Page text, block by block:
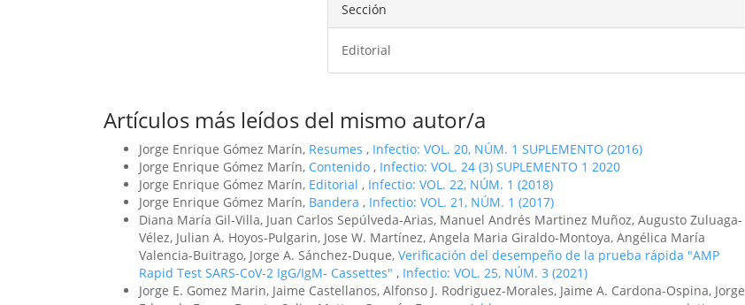
Sección
Editorial
Artículos más leídos del mismo autor/a
Jorge Enrique Gómez Marín, Resumes , Infectio: VOL. 20, NÚM. 1 SUPLEMENTO (2016)
Jorge Enrique Gómez Marín, Contenido , Infectio: VOL. 24 (3) SUPLEMENTO 1 2020
Jorge Enrique Gómez Marín, Editorial , Infectio: VOL. 22, NÚM. 1 (2018)
Jorge Enrique Gómez Marín, Bandera , Infectio: VOL. 21, NÚM. 1 (2017)
Diana María Gil-Villa, Juan Carlos Sepúlveda-Arias, Manuel Andrés Martinez Muñoz, Augusto Zuluaga-
Vélez, Julian A. Hoyos-Pulgarin, Jose W. Martínez, Angela Maria Giraldo-Montoya, Angélica María
Valencia-Buitrago, Jorge A. Sánchez-Duque, Verificación del desempeño de la prueba rápida "AMP
Rapid Test SARS-CoV-2 IgG/IgM- Cassettes" , Infectio: VOL. 25, NÚM. 3 (2021)
Jorge E. Gomez Marin, Jaime Castellanos, Alfonso J. Rodriguez-Morales, Jaime A. Cardona-Ospina, Jorge